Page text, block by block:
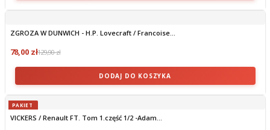
ZGROZA W DUNWICH - H.P. Lovecraft / Francoise...
78,00 zł129,90 zł
DODAJ DO KOSZYKA
PAKIET
VICKERS / Renault FT. Tom 1.część 1/2 -Adam...